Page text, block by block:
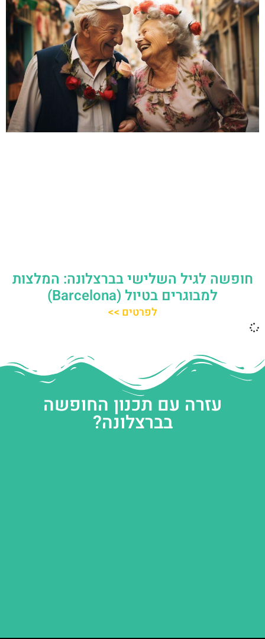
חופשה לגיל השלישי בברצלונה: המלצות
למבוגרים בטיול (Barcelona)
לפרטים >>
עזרה עם תכנון החופשה
בברצלונה?